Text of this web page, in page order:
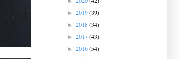
► 2019(39)
► 2018(34)
► 2017(43)
► 2016(54)